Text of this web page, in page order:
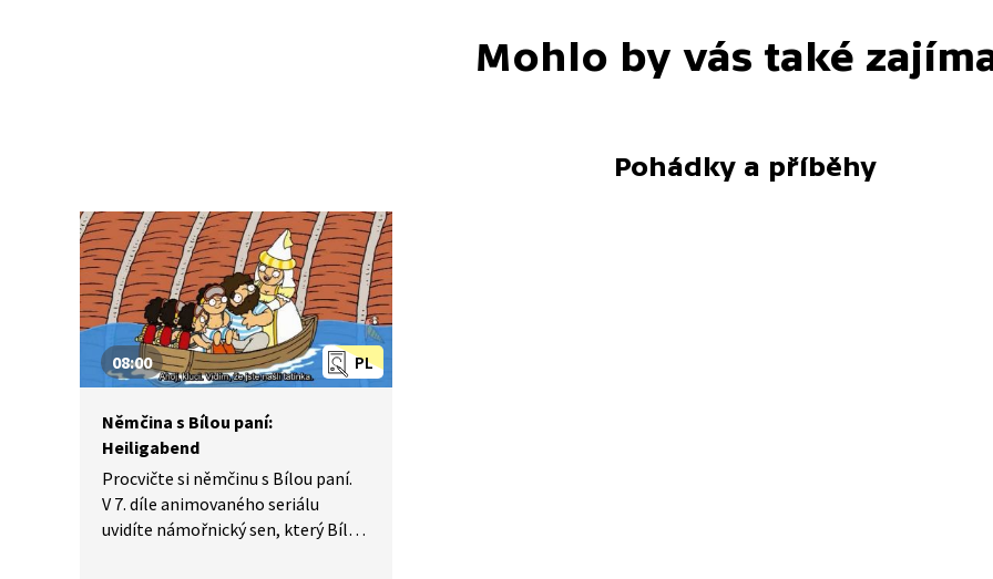
Mohlo by vás také
Pohádky a příběhy
PL
08:00
Němčina s Bílou paní:
Heiligabend
Procvičte si němčinu s Bílou paní.
V 7. díle animovaného seriálu
uvidíte námořnický sen, který Bílá